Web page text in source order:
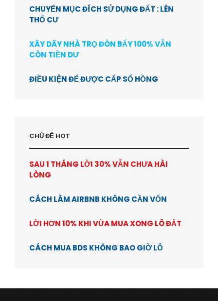
CHUYỂN MỤC ĐÍCH SỬ DỤNG ĐẤT : LÊN
THỔ CƯ
XÂY DÃY NHÀ TRỌ ĐÒN BẨY 100% VẪN
CÒN TIỀN DƯ
ĐIỀU KIỆN ĐỂ ĐƯỢC CẤP SỔ HỒNG
CHỦ ĐỂ HOT
SAU 1 THÁNG LỜI 30% VẪN CHƯA HÀI
LÒNG
CÁCH LÀM AIRBNB KHÔNG CẦN VỐN
LỜI HƠN 10% KHI VỪA MUA XONG LÔ ĐẤT
CÁCH MUA BDS KHÔNG BAO GIỜ LỖ